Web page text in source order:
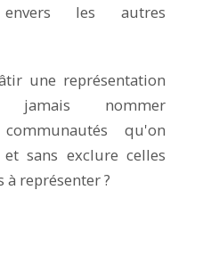
les autres
une représentation
jamais nommer
qu'on
sans exclure celles
à représenter ?